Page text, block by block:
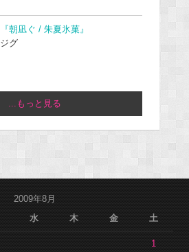
『朝凪ぐ / 朱夏氷菓』
ジグ
...もっと見る
2009年8月
水 木 金 土
1